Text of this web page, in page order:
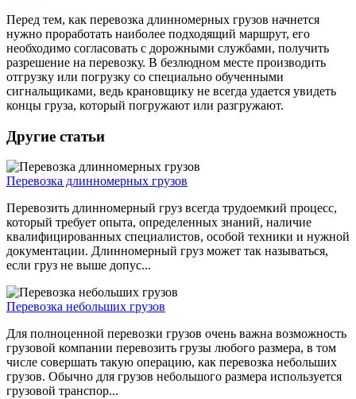
Перед тем, как перевозка длинномерных грузов начнется
нужно проработать наиболее подходящий маршрут, его
необходимо согласовать с дорожными службами, получить
разрешение на перевозку. В безлюдном месте производить
отгрузку или погрузку со специально обученными
сигнальщиками, ведь крановщику не всегда удается увидеть
концы груза, который погружают или разгружают.
Другие статьи
Перевозка длинномерных грузов
Перевозить длинномерный груз всегда трудоемкий процесс,
который требует опыта, определенных знаний, наличие
квалифицированных специалистов, особой техники и нужной
документации. Длинномерный груз может так называться,
если груз не выше допус...
Перевозка небольших грузов
Для полноценной перевозки грузов очень важна возможность
грузовой компании перевозить грузы любого размера, в том
числе совершать такую операцию, как перевозка небольших
грузов. Обычно для грузов небольшого размера используется
грузовой транспор...